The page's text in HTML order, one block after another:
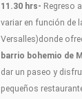
11.30 hrs- Regreso a
variar en función de
Versalles)donde
barrio bohemio de
dar un paseo y
pequeños